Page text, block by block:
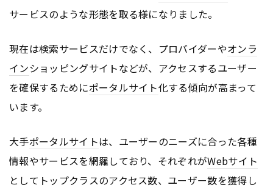
サービスのような形態を取る様になりました。
現在は検索サービスだけでなく、プロバイダーやオンラ
インショッピングサイトなどが、アクセスするユーザー
を確保するためにポータルサイト化する傾向が高まって
います。
大手ポータルサイトは、ユーザーのニーズに合った各種
情報やサービスを網羅しており、それぞれがWebサイト
としてトップクラスのアクセス数、ユーザー数を獲得し